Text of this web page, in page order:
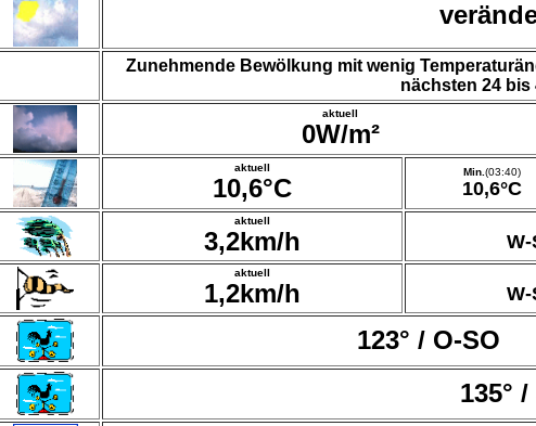
Zunehmende Bewölkung mit wenig
nächsten 24 bis
aktuell
0W/m²
aktuell
10,6°C
Min. (03:40)
10,6°C
aktuell
3,2km/h W-
aktuell
1,2km/h W-
123° / O-SO
135° /